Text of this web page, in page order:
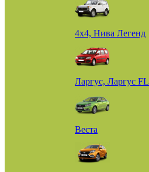
4х4, Нива Легенд
Ларгус, Ларгус FL
Веста